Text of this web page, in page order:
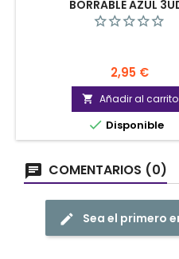
BORRABLE AZUL
Precio
2,95 €
 Añadir al carrito
 Disponible
COMENTARIOS (0)
Sea el primero